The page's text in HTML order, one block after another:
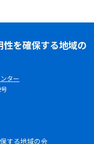
を確保する地域の
ター
する地域の会